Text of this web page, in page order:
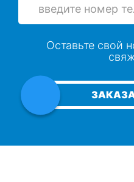
Оставьте свой